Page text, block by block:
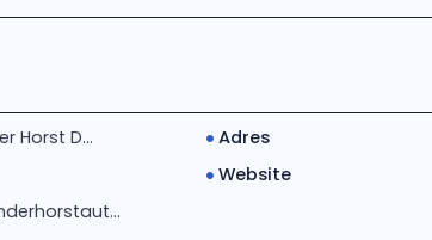
Horst D... Adres
Website